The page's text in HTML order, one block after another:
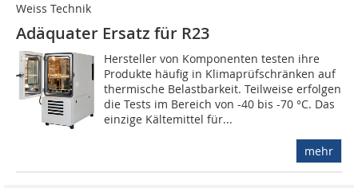
Weiss Technik
Adäquater Ersatz für R23
Hersteller von Komponenten testen ihre
Produkte häufig in Klimaprüfschränken auf
thermische Belastbarkeit. Teilweise erfolgen
die Tests im Bereich von -40 bis -70 °C. Das
einzige Kältemittel für...
mehr